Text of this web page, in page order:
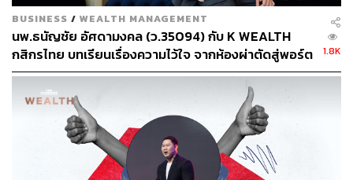
“สำหรับกัญงหรือกัญชา แม้จะดูเหมือเสรี แต่จริงๆ ไม่ได้เสรี
เพราะอยู่ภายใต้การควบคุมของสาธารณสุข ไม่ใช่ใครก็ปลูก
ได้ ใครก็สกัดใครก็ผลิตได้ หากยังไม่มีเครื่องมือที่พร้อมก็ยัง
ไม่สามารถทำได้ จึงเชื่อว่าตลาดจะไม่ได้เติบโตอย่างรวดเร็ว
เพราะมีกระบวนการที่ถูกควบคุมอยู่”
สำหรับผลประกอบการในช่วง 1 ปีที่ผ่านมา อิชิตันก็เป็นราย
หนึ่งที่ได้กระทบเช่นเดียวกัน แต่ตันระบุว่าอิชิตันโชคดีอยู่นิด
หนึ่ง เพราะยอดขายนั้นกระทบในกลุ่มโมเดิร์นเทรด แต่ไป
BUSINESS / WEALTH MANAGEMENT
นพ.ธนัญชัย อัศดามงคล (ว.35094) กับ K WEALTH
กสิกรไทย บทเรียนเรื่องความไว้ใจ จากห้องผ่าตัดสู่พอร์ต
การลงทุน [เนื้อหาสนับสนุนโดยธนาคารกสิกรไทย]
1.8K